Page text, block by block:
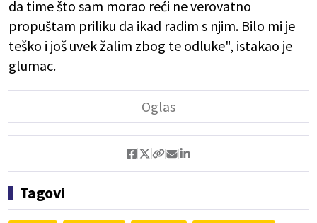
da time što sam morao reći ne verovatno
propuštam priliku da ikad radim s njim. Bilo mi je
teško i još uvek žalim zbog te odluke", istakao je
glumac.
Tagovi